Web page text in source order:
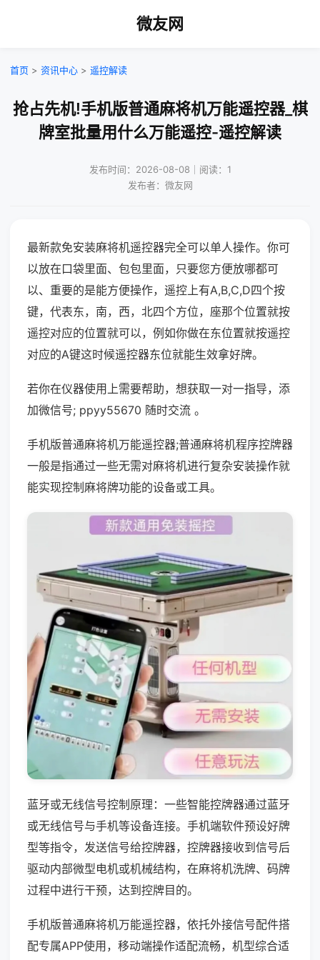
微友网
首页 > 资讯中心 > 遥控解读
抢占先机!手机版普通麻将机万能遥控器_棋
牌室批量用什么万能遥控-遥控解读
发布时间：2026-08-08｜阅读：1
发布者：微友网
最新款免安装麻将机遥控器完全可以单人操作。你可
以放在口袋里面、包包里面，只要您方便放哪都可
以、重要的是能方便操作，遥控上有A,B,C,D四个按
键，代表东，南，西，北四个方位，座那个位置就按
遥控对应的位置就可以，例如你做在东位置就按遥控
对应的A键这时候遥控器东位就能生效拿好牌。
若你在仪器使用上需要帮助，想获取一对一指导，添
加微信号; ppyy55670 随时交流 。
手机版普通麻将机万能遥控器;普通麻将机程序控牌器
一般是指通过一些无需对麻将机进行复杂安装操作就
能实现控制麻将牌功能的设备或工具。
蓝牙或无线信号控制原理：一些智能控牌器通过蓝牙
或无线信号与手机等设备连接。手机端软件预设好牌
型等指令，发送信号给控牌器，控牌器接收到信号后
驱动内部微型电机或机械结构，在麻将机洗牌、码牌
过程中进行干预，达到控牌目的。
手机版普通麻将机万能遥控器，依托外接信号配件搭
配专属APP使用，移动端操作适配流畅，机型综合适